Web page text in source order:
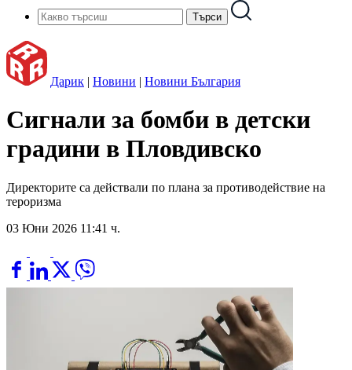
Дарик | Новини | Новини България
Сигнали за бомби в детски
градини в Пловдивско
Директорите са действали по плана за противодействие на
тероризма
03 Юни 2026 11:41 ч.